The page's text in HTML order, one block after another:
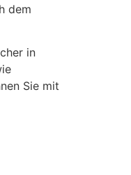
dem
in
Sie mit